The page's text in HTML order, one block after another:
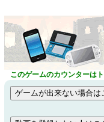
このゲームのカウンターは